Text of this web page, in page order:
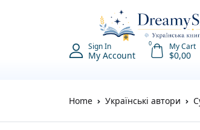
Sign In
My Account
0 My Cart
$0,00
Home Українські автори